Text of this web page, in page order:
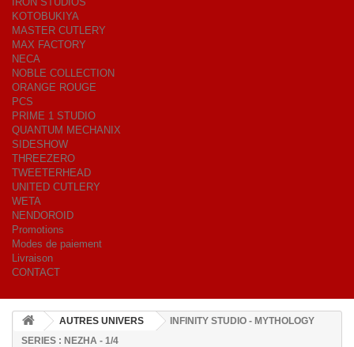
KOTOBUKIYA
MASTER CUTLERY
MAX FACTORY
NECA
NOBLE COLLECTION
ORANGE ROUGE
PCS
PRIME 1 STUDIO
QUANTUM MECHANIX
SIDESHOW
THREEZERO
TWEETERHEAD
UNITED CUTLERY
WETA
NENDOROID
Promotions
Modes de paiement
Livraison
CONTACT
AUTRES UNIVERS
INFINITY STUDIO - MYTHOLOGY
SERIES : NEZHA - 1/4